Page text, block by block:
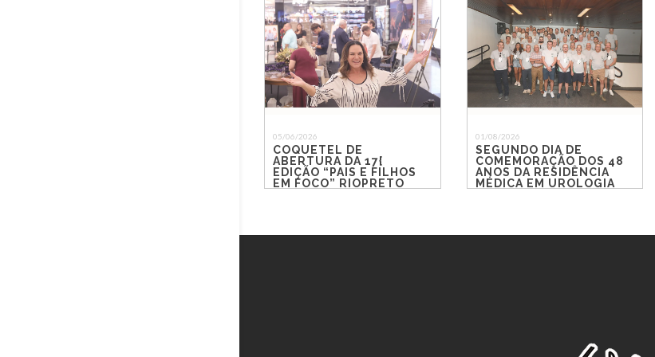
05/06/2026
COQUETEL DE
ABERTURA DA 17{
EDIÇÃO “PAIS E FILHOS
EM FOCO” RIOPRETO
01/08/2026
SEGUNDO DIA DE
COMEMORAÇÃO DOS 48
ANOS DA RESIDÊNCIA
MÉDICA EM UROLOGIA